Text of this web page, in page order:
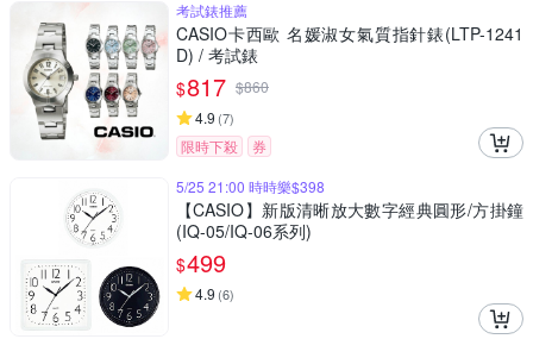
考試錶推薦
CASIO卡西歐 名媛淑女氣質指針錶(LTP-1241
D) / 考試錶
$817 $860
4.9 (7)
限時下殺
券
5/25 21:00 時時樂$398
【CASIO】新版清晰放大數字經典圓形/方掛鐘
(IQ-05/IQ-06系列)
$499
4.9 (6)